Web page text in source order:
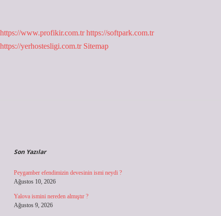
https://www.profikir.com.tr https://softpark.com.tr
https://yerhostesligi.com.tr Sitemap
Son Yazılar
Peygamber efendimizin devesinin ismi neydi ?
Ağustos 10, 2026
Yalova ismini nereden almıştır ?
Ağustos 9, 2026